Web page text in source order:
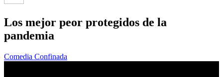
Los mejor peor protegidos de la
pandemia
Comedia Confinada